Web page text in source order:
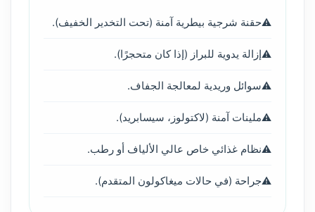
حقنة شرجية بيطرية آمنة (تحت التخدير الخفيف).
إزالة يدوية للبراز (إذا كان متحجرًا).
سوائل وريدية لمعالجة الجفاف.
ملينات آمنة (لاكتولوز، سيسابريد).
نظام غذائي خاص عالي الألياف أو رطب.
جراحة (في حالات ميغاكولون المتقدم).